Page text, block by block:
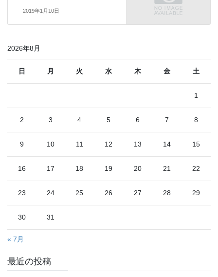
2019年1月10日
2026年8月
日 月 火 水 木 金 土
1
2 3 4 5 6 7 8
9 10 11 12 13 14 15
16 17 18 19 20 21 22
23 24 25 26 27 28 29
30 31
« 7月
最近の投稿